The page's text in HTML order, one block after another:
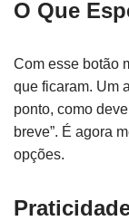
O Que
Com esse botão
que ficaram. Um
ponto, como
breve”. É agora
opções.